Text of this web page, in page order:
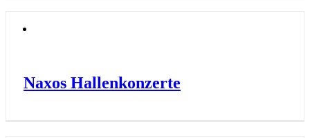
Naxos Hallenkonzerte